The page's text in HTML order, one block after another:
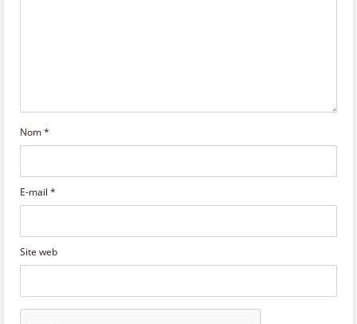
Nom*
E-mail *
Site web